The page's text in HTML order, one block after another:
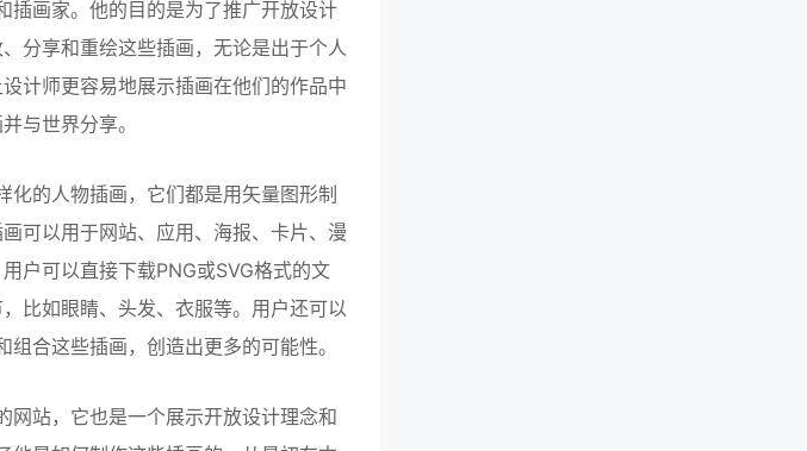
画家。他的目的是为了推广开放设计
分享和重绘这些插画，无论是出于个人
计师更容易地展示插画在他们的作品中
与世界分享。
的人物插画，它们都是用矢量图形制
可以用于网站、应用、海报、卡片、漫
户可以直接下载PNG或SVG格式的文
比如眼睛、头发、衣服等。用户还可以
合这些插画，创造出更多的可能性。
站，它也是一个展示开放设计理念和